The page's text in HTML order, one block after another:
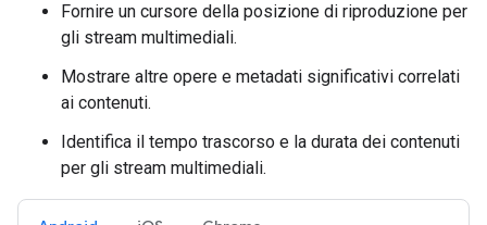
Fornire un cursore della posizione di riproduzione per
gli stream multimediali.
Mostrare altre opere e metadati significativi correlati
ai contenuti.
Identifica il tempo trascorso e la durata dei contenuti
per gli stream multimediali.